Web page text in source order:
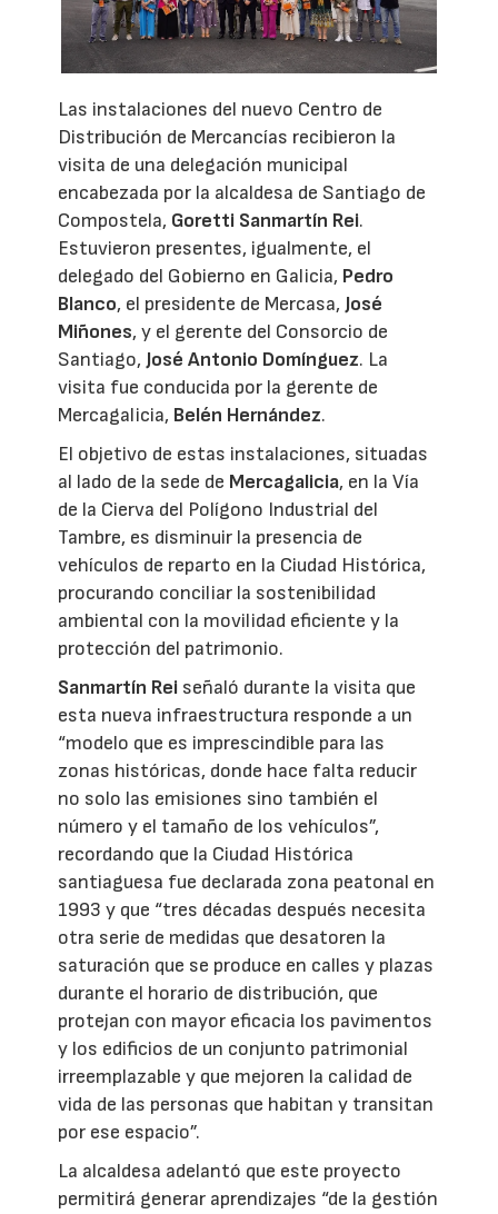
Las instalaciones del nuevo Centro de
Distribución de Mercancías recibieron la
visita de una delegación municipal
encabezada por la alcaldesa de Santiago de
Compostela, Goretti Sanmartín Rei.
Estuvieron presentes, igualmente, el
delegado del Gobierno en Galicia, Pedro
Blanco, el presidente de Mercasa, José
Miñones, y el gerente del Consorcio de
Santiago, José Antonio Domínguez. La
visita fue conducida por la gerente de
Mercagalicia, Belén Hernández.
El objetivo de estas instalaciones, situadas
al lado de la sede de Mercagalicia, en la Vía
de la Cierva del Polígono Industrial del
Tambre, es disminuir la presencia de
vehículos de reparto en la Ciudad Histórica,
procurando conciliar la sostenibilidad
ambiental con la movilidad eficiente y la
protección del patrimonio.
Sanmartín Rei señaló durante la visita que
esta nueva infraestructura responde a un
“modelo que es imprescindible para las
zonas históricas, donde hace falta reducir
no solo las emisiones sino también el
número y el tamaño de los vehículos”,
recordando que la Ciudad Histórica
santiaguesa fue declarada zona peatonal en
1993 y que “tres décadas después necesita
otra serie de medidas que desatoren la
saturación que se produce en calles y plazas
durante el horario de distribución, que
protejan con mayor eficacia los pavimentos
y los edificios de un conjunto patrimonial
irreemplazable y que mejoren la calidad de
vida de las personas que habitan y transitan
por ese espacio”.
La alcaldesa adelantó que este proyecto
permitirá generar aprendizajes “de la gestión